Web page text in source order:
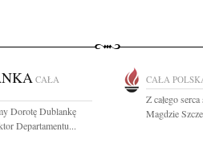
CAŁA
Dorotę Dublankę
Departamentu...
CAŁA
Z całego
Magdzie